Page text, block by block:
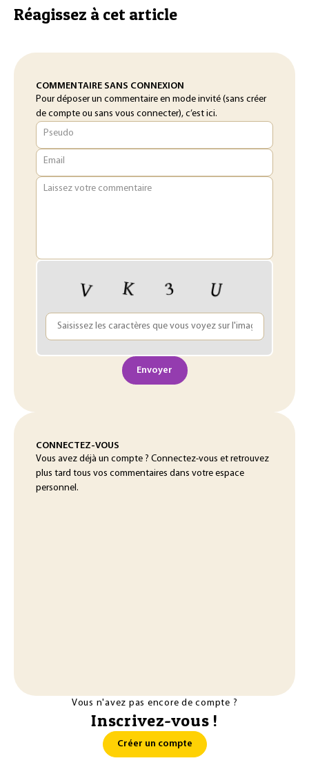
Réagissez à cet article
COMMENTAIRE SANS CONNEXION
Pour déposer un commentaire en mode invité (sans créer
de compte ou sans vous connecter), c’est ici.
Pseudo
Email
Laissez votre commentaire
Envoyer
CONNECTEZ-VOUS
Vous avez déjà un compte ? Connectez-vous et retrouvez
plus tard tous vos commentaires dans votre espace
personnel.
Vous n'avez pas encore de compte ?
Inscrivez-vous !
Créer un compte